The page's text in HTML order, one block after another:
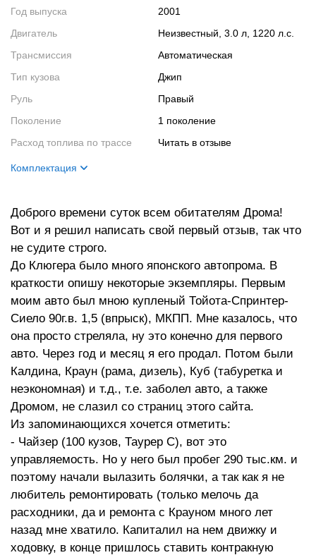
Год выпуска
2001
Двигатель
Неизвестный, 3.0 л, 1220 л.с.
Трансмиссия
Автоматическая
Тип кузова
Джип
Руль
Правый
Поколение
1 поколение
Расход топлива по трассе
читать в отзыве
Комплектация
Цвет кузова
серебро
Цвет салона
черный
Кузов
Доброго времени суток всем обитателям Дрома!
Вот и я решил написать свой первый отзыв, так что
не судите строго.
До Клюгера было много японского автопрома. В
краткости опишу некоторые экземпляры. Первым
моим авто был мною купленый Тойота-Спринтер-
Сиело 90г.в. 1,5 (впрыск), МКПП. Мне казалось, что
она просто стреляла, ну это конечно для первого
авто. Через год и месяц я его продал. Потом были
Калдина, Краун (рама, дизель), Куб (табуретка и
неэкономная) и т.д., т.е. заболел авто, а также
Дромом, не слазил со страниц этого сайта.
Из запоминающихся хочется отметить:
- Чайзер (100 кузов, Таурер С), вот это
управляемость. Но у него был пробег 290 тыс.км. и
поэтому начали вылазить болячки, а так как я не
любитель ремонтировать (только мелочь да
расходники, да и ремонта с Крауном много лет
назад мне хватило. Капиталил на нем движку и
ходовку, в конце пришлось ставить контракную